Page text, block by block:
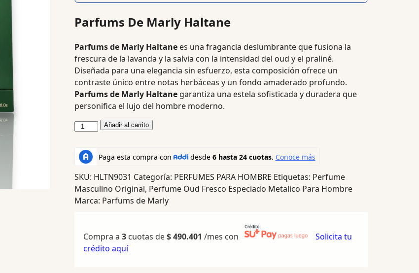
Parfums De Marly Haltane
Parfums de Marly Haltanees una fragancia deslumbrante que fusiona la
frescura de la lavanda y la salvia con la intensidad del oud y el praliné.
Diseñada para una elegancia sin esfuerzo, esta composición ofrece un
contraste único entre notas herbáceas y un fondo amaderado profundo.
Parfums de Marly Haltanegarantiza una estela sofisticada y duradera que
personifica el lujo del hombre moderno.
Añadir al carrito
SKU: HLTN9031 Categoría: PERFUMES PARA HOMBRE Etiquetas: Perfume
Masculino Original, Perfume Oud Fresco Especiado Metalico Para Hombre
Marca: Parfums de Marly
Compra a 3cuotas de$490.401 /mes con
Solicita tu
crédito aquí